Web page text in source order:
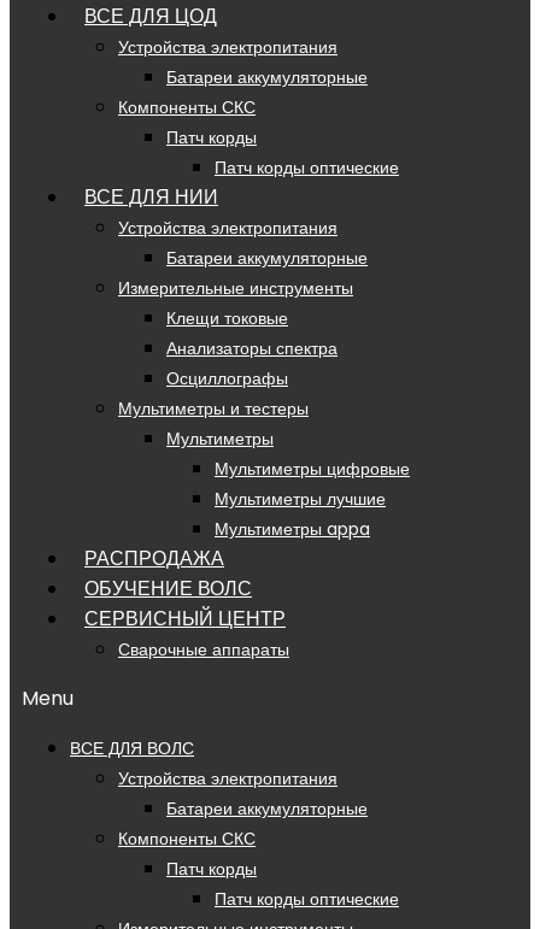
ВСЕ ДЛЯ ЦОД
Устройства электропитания
Батареи аккумуляторные
Компоненты СКС
Патч корды
Патч корды оптические
ВСЕ ДЛЯ НИИ
Устройства электропитания
Батареи аккумуляторные
Измерительные инструменты
Клещи токовые
Анализаторы спектра
Осциллографы
Мультиметры и тестеры
Мультиметры
Мультиметры цифровые
Мультиметры лучшие
Мультиметры appa
РАСПРОДАЖА
ОБУЧЕНИЕ ВОЛС
СЕРВИСНЫЙ ЦЕНТР
Сварочные аппараты
Menu
ВСЕ ДЛЯ ВОЛС
Устройства электропитания
Батареи аккумуляторные
Компоненты СКС
Патч корды
Патч корды оптические